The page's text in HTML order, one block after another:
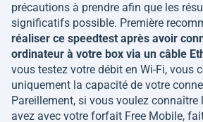
précautions à prendre afin que les
significatifs possible. Première
réaliser ce speedtest après avoir
ordinateur à votre box via un câble
vous testez votre débit en Wi-Fi, vous
uniquement la capacité de votre
Pareillement, si vous voulez connaître
avez avec votre forfait Free Mobile,